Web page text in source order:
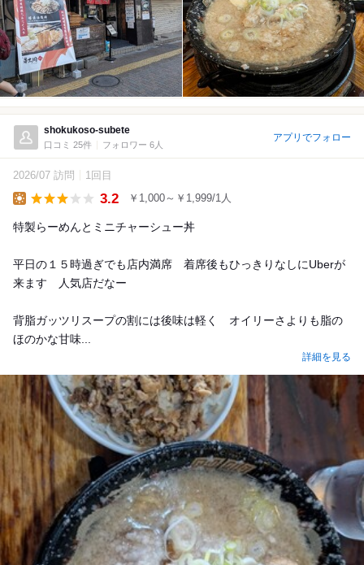
shokukoso-subete
口コミ 25件 フォロワー 6人
アプリでフォロー
2026/07 訪問 1回目
3.2 ￥1,000～￥1,999/1人
特製らーめんとミニチャーシュー丼
平日の１５時過ぎでも店内満席 着席後もひっきりなしにUberが
来ます 人気店だなー
背脂ガッツリスープの割には後味は軽く オイリーさよりも脂の
ほのかな甘味...
詳細を見る